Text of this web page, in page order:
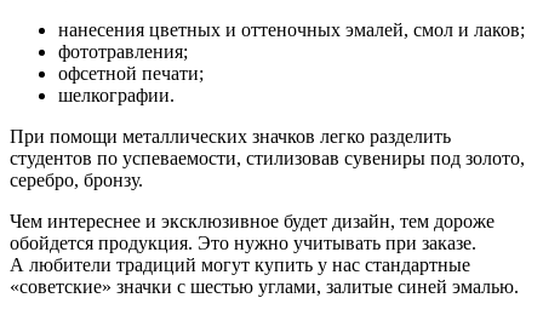
нанесения цветных и оттеночных эмалей, смол и лаков;
фототравления;
офсетной печати;
шелкографии.
При помощи металлических значков легко разделить
студентов по успеваемости, стилизовав сувениры под золото,
серебро, бронзу.
Чем интереснее и эксклюзивное будет дизайн, тем дороже
обойдется продукция. Это нужно учитывать при заказе.
А любители традиций могут купить у нас стандартные
«советские» значки с шестью углами, залитые синей эмалью.